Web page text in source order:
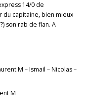
14/0 de
du capitaine, bien mieux
son rab de flan. A
M – Ismail – Nicolas –
M